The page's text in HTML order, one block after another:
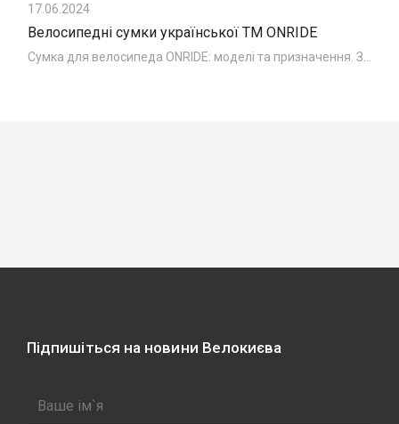
17.06.2024
Велосипедні сумки української ТМ ONRIDE
Підпишіться на новини Велокиєва